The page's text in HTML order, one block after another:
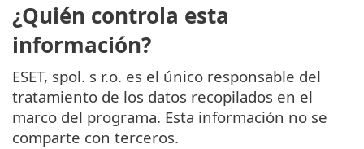
¿Quién controla esta
información?
ESET, spol. s r.o. es el único responsable del
tratamiento de los datos recopilados en el
marco del programa. Esta información no se
comparte con terceros.